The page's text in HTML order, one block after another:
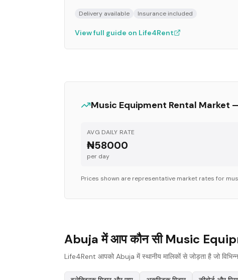
Delivery available Insurance included
View full guide on Life4Rent
Music Equipment Rental Market
AVG DAILY RATE
₦58000
per day
Prices shown are representative market rates for
Abuja में आप कौन सी Music
Life4Rent आपको Abuja में स्थानीय मालिकों से जोड़ता है जो